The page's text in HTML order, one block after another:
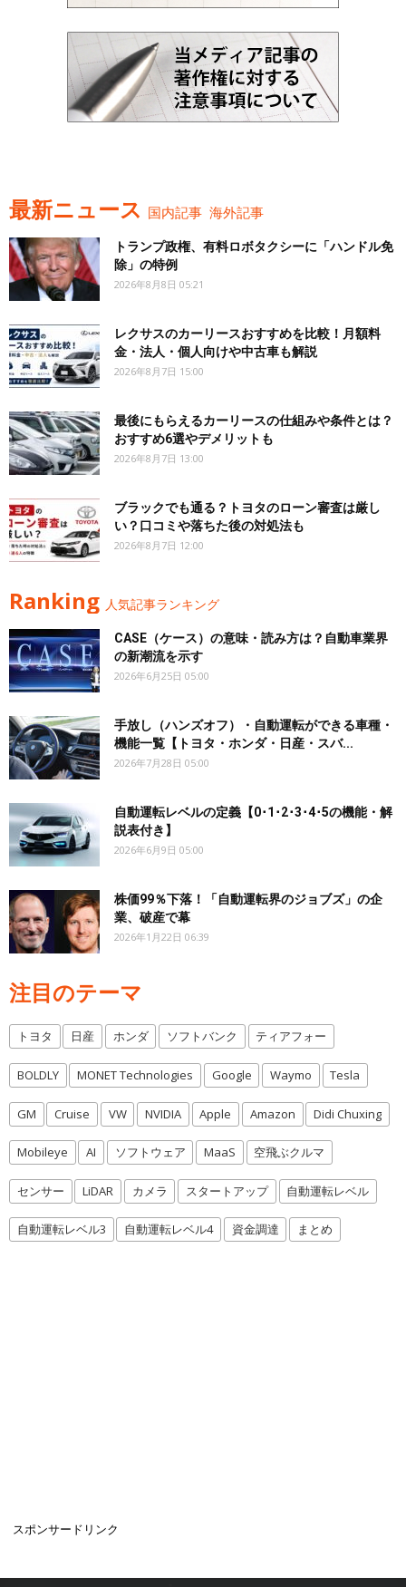
最新ニュース 国内記事 海外記事
トランプ政権、有料ロボタクシーに「ハンドル免
除」の特例
2026年8月8日 05:21
レクサスのカーリースおすすめを比較！月額料
金・法人・個人向けや中古車も解説
2026年8月7日 15:00
最後にもらえるカーリースの仕組みや条件とは？
おすすめ6選やデメリットも
2026年8月7日 13:00
ブラックでも通る？トヨタのローン審査は厳し
い？口コミや落ちた後の対処法も
2026年8月7日 12:00
Ranking 人気記事ランキング
CASE（ケース）の意味・読み方は？自動車業界
の新潮流を示す
2026年6月25日 05:00
手放し（ハンズオフ）・自動運転ができる車種・
機能一覧【トヨタ・ホンダ・日産・スバ...
2026年7月28日 05:00
自動運転レベルの定義【0･1･2･3･4･5の機能・解
説表付き】
2026年6月9日 05:00
株価99％下落！「自動運転界のジョブズ」の企
業、破産で幕
2026年1月22日 06:39
注目のテーマ
トヨタ 日産 ホンダ ソフトバンク ティアフォー
BOLDLY MONET Technologies Google Waymo Tesla
GM Cruise VW NVIDIA Apple Amazon Didi Chuxing
Mobileye AI ソフトウェア MaaS 空飛ぶクルマ
センサー LiDAR カメラ スタートアップ 自動運転レベル
自動運転レベル3 自動運転レベル4 資金調達 まとめ
スポンサードリンク